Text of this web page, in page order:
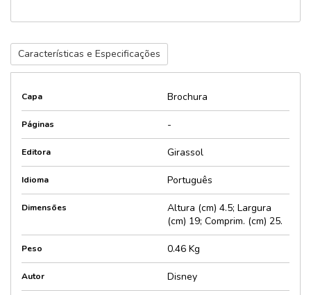
Características e Especificações
Capa Brochura
Páginas -
Editora Girassol
Idioma Português
Dimensões
Altura (cm) 4.5; Largura
(cm) 19; Comprim. (cm) 25.
Peso 0.46 Kg
Autor Disney